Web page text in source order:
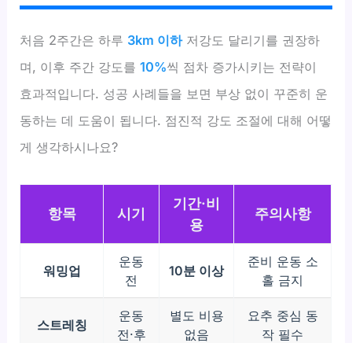
처음 2주간은 하루 3km 이하저강도 달리기를 권장하
며, 이후 주간 강도를10%씩 점차 증가시키는 전략이
효과적입니다. 성공 사례들을 보면 부상 없이 꾸준히 운
동하는 데 도움이 됩니다. 점진적 강도 조절에 대해 어떻
게 생각하시나요?
항목 시기
기간·비
용
주의사항
워밍업
운동
전
10분 이상
준비 운동 소
홀 금지
스트레칭
운동
전·후
별도 비용
없음
요추 중심 동
작 필수